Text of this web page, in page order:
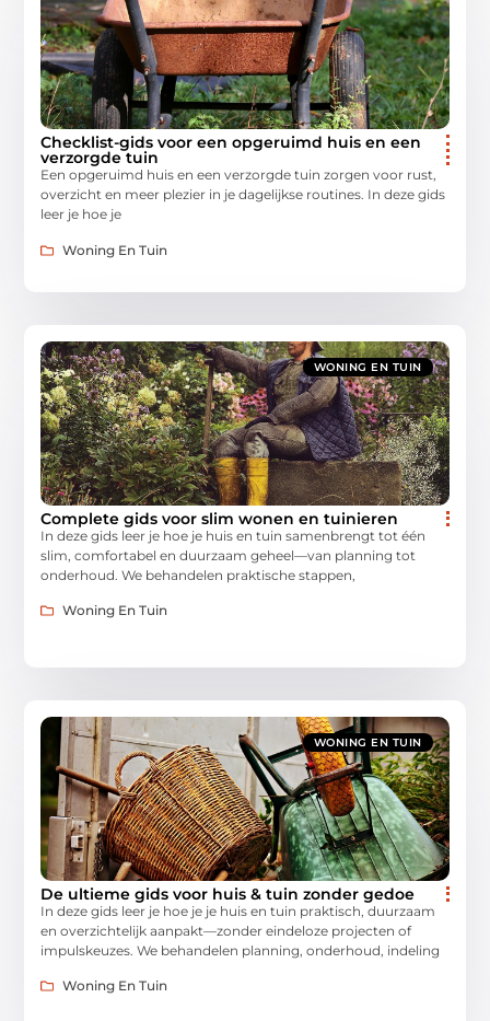
Checklist-gids voor een opgeruimd huis en een
verzorgde tuin
Een opgeruimd huis en een verzorgde tuin zorgen voor rust,
overzicht en meer plezier in je dagelijkse routines. In deze gids
leer je hoe je
Woning En Tuin
WONING EN TUIN
Complete gids voor slim wonen en tuinieren
In deze gids leer je hoe je huis en tuin samenbrengt tot één
slim, comfortabel en duurzaam geheel—van planning tot
onderhoud. We behandelen praktische stappen,
Woning En Tuin
WONING EN TUIN
De ultieme gids voor huis & tuin zonder gedoe
In deze gids leer je hoe je je huis en tuin praktisch, duurzaam
en overzichtelijk aanpakt—zonder eindeloze projecten of
impulskeuzes. We behandelen planning, onderhoud, indeling
Woning En Tuin